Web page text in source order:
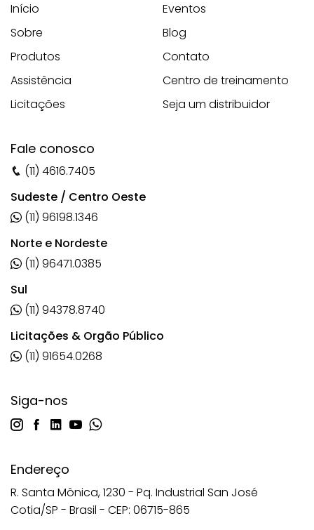
Início
Sobre
Produtos
Assistência
Licitações
Eventos
Blog
Contato
Centro de treinamento
Seja um distribuidor
Fale conosco
(11) 4616.7405
Sudeste / Centro Oeste
(11) 96198.1346
Norte e Nordeste
(11) 96471.0385
Sul
(11) 94378.8740
Licitações & Orgão Público
(11) 91654.0268
Siga-nos
Endereço
R. Santa Mônica, 1230 - Pq. Industrial San José
Cotia/SP - Brasil - CEP: 06715-865